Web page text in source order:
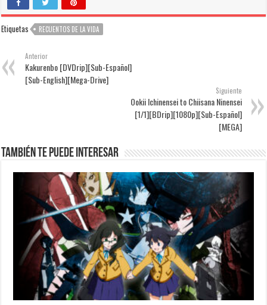
Etiquetas RECUENTOS DE LA VIDA
Anterior
Kakurenbo [DVDrip][Sub-Español]
[Sub-English][Mega-Drive]
Siguiente
Ookii Ichinensei to Chiisana Ninensei
[1/1][BDrip][1080p][Sub-Español]
[MEGA]
También te puede interesar